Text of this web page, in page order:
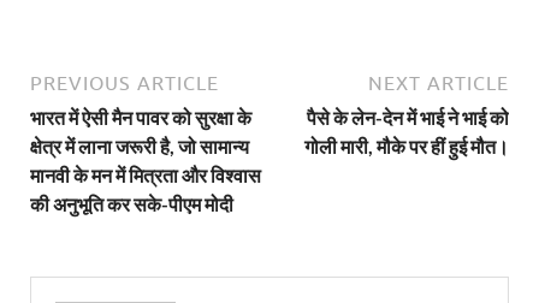
Vande Bharat Express Train: वंदे भारत जैसी सेमी-हाई
UP Budget 2026: आवास एवं शहरी नियोजन के लिए
Guskhor Pandit: घूसखोर पंडत’ फिल्म के निर्देशक व
PREVIOUS ARTICLE
भारत में ऐसी मैन पावर को सुरक्षा के
क्षेत्र में लाना जरूरी है, जो सामान्य
मानवी के मन में मित्रता और विश्वास
की अनुभूति कर सके-पीएम मोदी
NEXT ARTICLE
पैसे के लेन-देन में भाई ने भाई को
गोली मारी, मौके पर हीं हुई मौत।